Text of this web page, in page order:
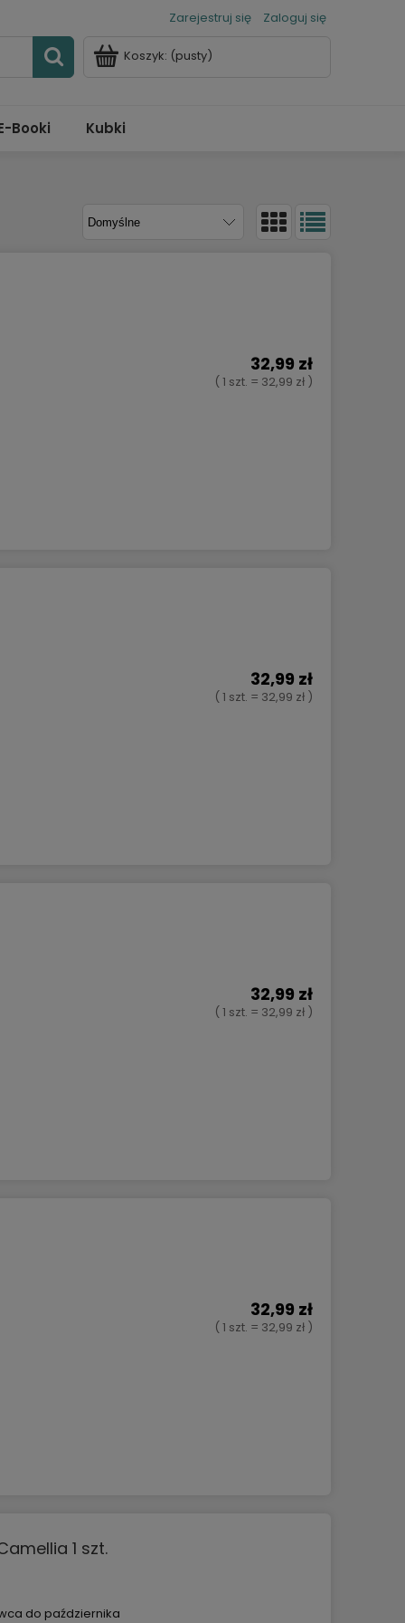
Zarejestruj się Zaloguj się
Koszyk: (pusty)
Booki Kubki
ochrona Twojego ogrodu 5 kg
32,99 zł
( 1 szt. = 32,99 zł )
32,99 zł
( 1 szt. = 32,99 zł )
32,99 zł
( 1 szt. = 32,99 zł )
32,99 zł
( 1 szt. = 32,99 zł )
1 szt.
do października